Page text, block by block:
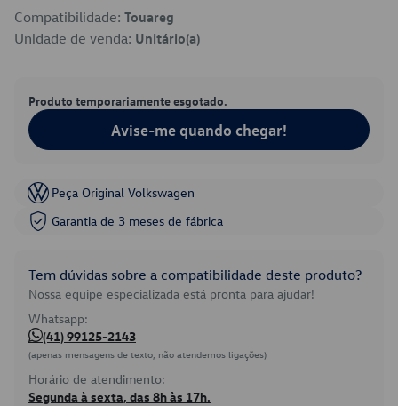
Compatibilidade: Touareg
Unidade de venda: Unitário(a)
Produto temporariamente esgotado.
Avise-me quando chegar!
Peça Original Volkswagen
Garantia de 3 meses de fábrica
Tem dúvidas sobre a compatibilidade deste produto?
Nossa equipe especializada está pronta para ajudar!
Whatsapp:
(41) 99125-2143
(apenas mensagens de texto, não atendemos ligações)
Horário de atendimento:
Segunda à sexta, das 8h às 17h.